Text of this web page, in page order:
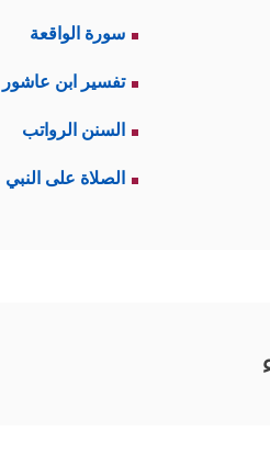
سورة الواقعة
تفسير ابن عاشور
السنن الرواتب
الصلاة على النبي